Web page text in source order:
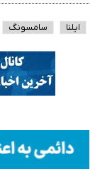
ایلنا سامسونگ